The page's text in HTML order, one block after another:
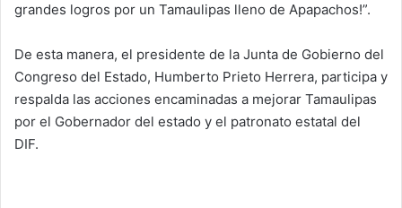
grandes logros por un Tamaulipas lleno de Apapachos!”.
De esta manera, el presidente de la Junta de Gobierno del
Congreso del Estado, Humberto Prieto Herrera, participa y
respalda las acciones encaminadas a mejorar Tamaulipas
por el Gobernador del estado y el patronato estatal del
DIF.